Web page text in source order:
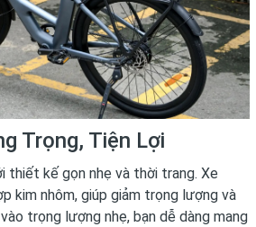
Trọng, Tiện Lợi
thiết kế gọn nhẹ và thời trang. Xe
kim nhôm, giúp giảm trọng lượng và
trọng lượng nhẹ, bạn dễ dàng mang